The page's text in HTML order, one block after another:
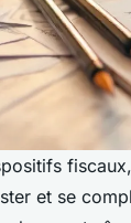
et se